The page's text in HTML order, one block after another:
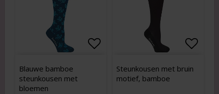
Add to list of favorites
Add to list of favorites
Blauwe bamboe
steunkousen met
bloemen
Add
Add
Steunkousen met bruin
motief, bamboe